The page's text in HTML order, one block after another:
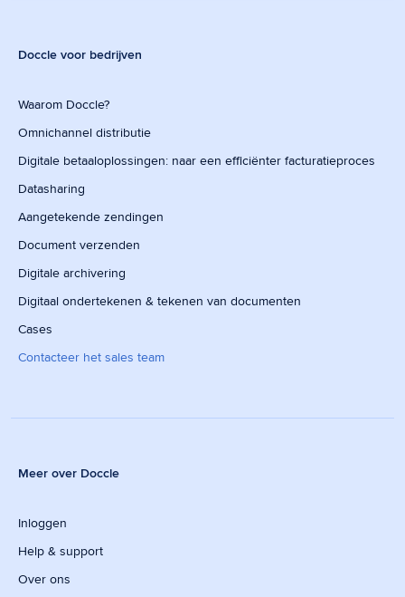
Doccle voor bedrijven
Waarom Doccle?
Omnichannel distributie
Digitale betaaloplossingen: naar een efficiënter facturatieproces
Datasharing
Aangetekende zendingen
Document verzenden
Digitale archivering
Digitaal ondertekenen & tekenen van documenten
Cases
Contacteer het sales team
Meer over Doccle
Inloggen
Help & support
Over ons